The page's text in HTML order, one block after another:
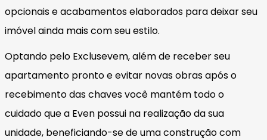
opcionais e acabamentos elaborados para deixar seu
imóvel ainda mais com seu estilo.
Optando pelo Exclusevem, além de receber seu
apartamento pronto e evitar novas obras após o
recebimento das chaves você mantém todo o
cuidado que a Even possui na realização da sua
unidade, beneficiando-se de uma construção com